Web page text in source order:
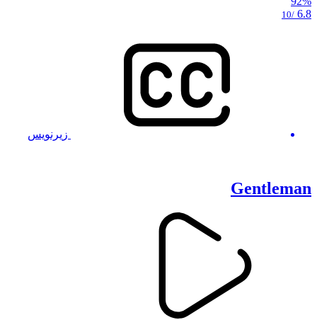
6.8
/10
زیرنویس
Gentleman